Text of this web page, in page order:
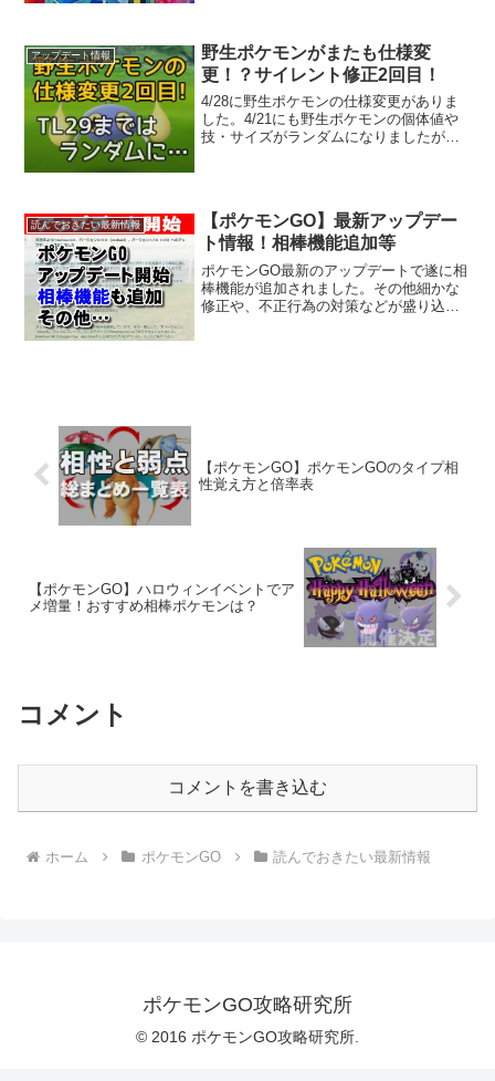
た。ポケストップ7日目のデイリーボーナ
スで進化アイ...
アップデート情報
野生ポケモンがまたも仕様変
更！？サイレント修正2回目！
4/28に野生ポケモンの仕様変更がありま
した。4/21にも野生ポケモンの個体値や
技・サイズがランダムになりましたがま
ランダム修正にな...
読んでおきたい最新情報
【ポケモンGO】最新アップデー
ト情報！相棒機能追加等
ポケモンGO最新のアップデートで遂に相
棒機能が追加されました。その他細かな
修正や、不正行為の対策などが盛り込ま
【ポケモンGO】ポケモンGOのタイプ相
性覚え方と倍率表
【ポケモンGO】ハロウィンイベントでア
メ増量！おすすめ相棒ポケモンは？
コメント
コメントを書き込む
ホーム ポケモンGO 読んでおきたい最新情報
ポケモンGO攻略研究所
© 2016 ポケモンGO攻略研究所.